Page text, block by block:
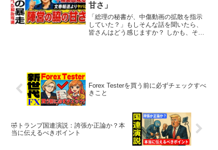
甘さ」
「総理の秘書が、中傷動画の拡散を指示
していた？」もしそんな話を聞いたら、
皆さんはどう感じますか？ しかも、その
Forex Testerを買う前に必ずチェックすべ
きこと
🤣トランプ国連演説：誇張か正論か？本
当に伝えるべきポイント